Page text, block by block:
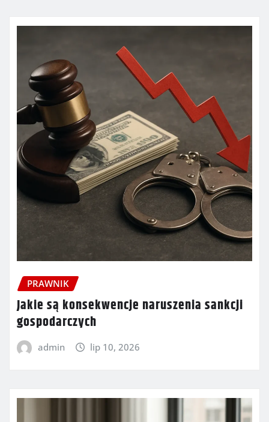
PRAWNIK
Jakie są konsekwencje naruszenia sankcji
gospodarczych
admin lip 10, 2026